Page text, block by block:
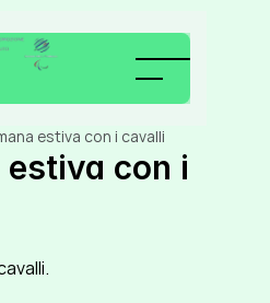
estiva con i cavalli
con i